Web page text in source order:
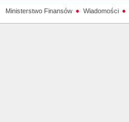
Ministerstwo Finansów Wiadomości